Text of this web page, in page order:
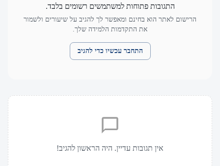
התגובות פתוחות למשתמשים רשומים בלבד.
הרישום לאתר הוא בחינם ומאפשר לך להגיב על שיעורים ולשמור
את התקדמות הלמידה שלך.
התחבר עכשיו כדי להגיב
אין תגובות עדיין. היה הראשון להגיב!